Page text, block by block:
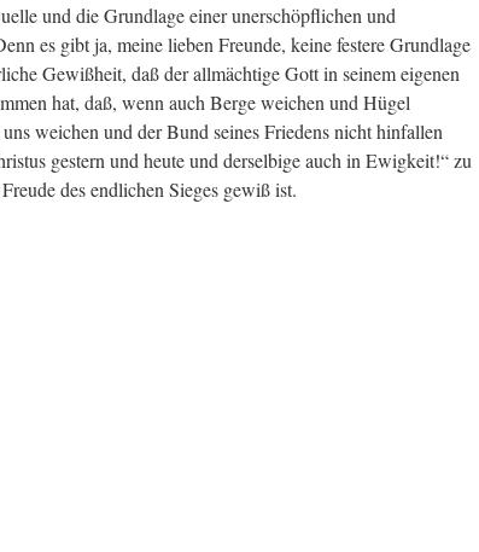
und die Grundlage einer unerschöpflichen und
es gibt ja, meine lieben Freunde, keine festere Grundlage
Gewißheit, daß der allmächtige Gott in seinem eigenen
hat, daß, wenn auch Berge weichen und Hügel
weichen und der Bund seines Friedens nicht hinfallen
gestern und heute und derselbige auch in Ewigkeit!“ zu
des endlichen Sieges gewiß ist.